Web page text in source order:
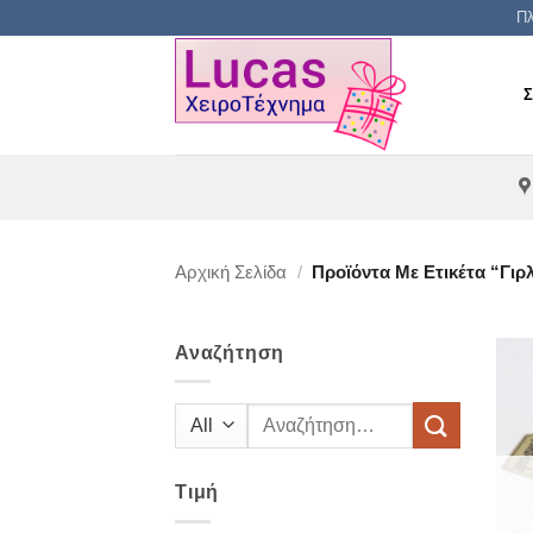
Αρχική Σελίδα / Προϊόντα Με Ετικέτα
Αναζήτηση
Αναζήτηση
Τιμή